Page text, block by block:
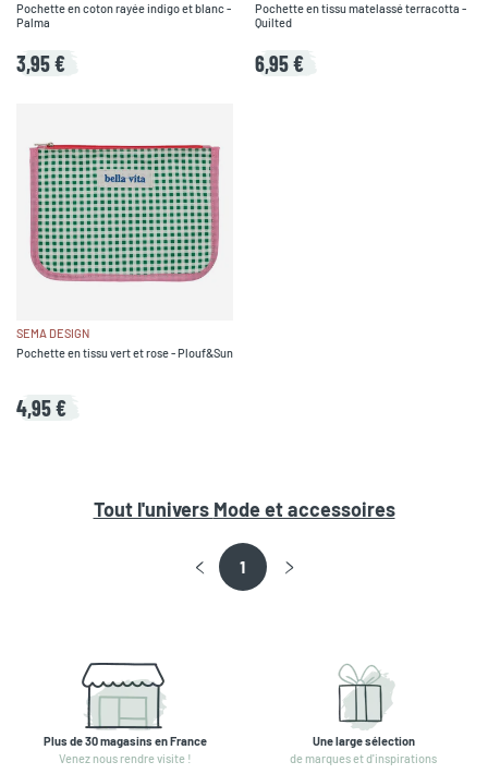
Pochette en coton rayée indigo et blanc -
Palma
3,95 €
Pochette en tissu matelassé terracotta -
Quilted
6,95 €
SEMA DESIGN
Pochette en tissu vert et rose - Plouf&Sun
4,95 €
Tout l'univers Mode et accessoires
1
Plus de 30 magasins en France
Venez nous rendre visite !
Une large sélection
de marques et d'inspirations